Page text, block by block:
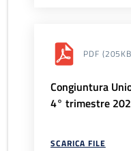
PDF
Congiuntura
4° trimestre
SCARICA FILE